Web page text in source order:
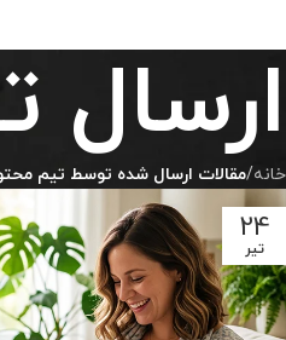
ارسال
خانه/مقالات ارسال شده توسط تیم
24
تیر